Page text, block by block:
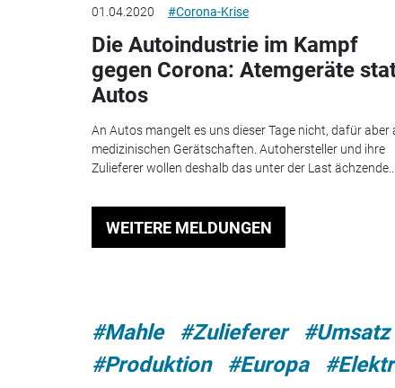
01.04.2020 #Corona-Krise
Die Autoindustrie im Kampf
gegen Corona: Atemgeräte
Autos
An Autos mangelt es uns dieser Tage nicht, dafür aber
medizinischen Gerätschaften. Autohersteller und ihre
Zulieferer wollen deshalb das unter der Last ächzende...
WEITERE MELDUNGEN
#Mahle #Zulieferer #Umsatz
#Produktion
#Europa